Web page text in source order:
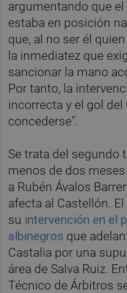
argumentando que
estaba en posición
que, al no ser él
la inmediatez que
sancionar la mano
Por tanto, la
incorrecta y el gol
concederse”.
Se trata del segundo
menos de dos
a Rubén Ávalos
afecta al Castellón.
su intervención en el
albinegros que
Castalia por una
área de Salva Ruiz.
Técnico de Árbitros